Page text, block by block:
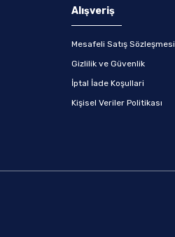
Alışveriş
Mesafeli Satış Sözleşmesi
Gizlilik ve Güvenlik
İptal İade Koşullari
Kişisel Veriler Politikası